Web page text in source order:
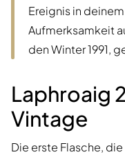
Ereignis in
Aufmerksamkeit
den Winter 1991,
Laphroaig
Vintage
Die erste Flasche,